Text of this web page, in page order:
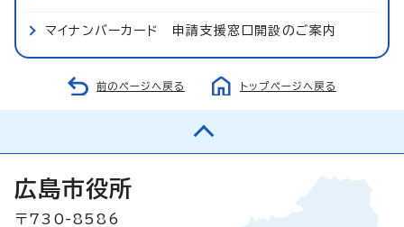
マイナンバーカード 申請支援窓口開設のご案内
前のページへ戻る トップページへ戻る
広島市役所
〒730-8586